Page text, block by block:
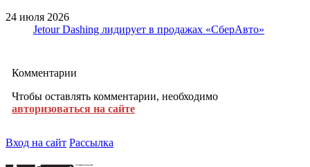
24 июля 2026
Jetour Dashing лидирует в продажах «СберАвто»
Комментарии
Чтобы оставлять комментарии, необходимо
авторизоваться на сайте
Вход на сайт Рассылка